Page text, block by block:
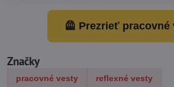
🦺 Prezrieť pracovné
Značky
pracovné vesty reflexné vesty